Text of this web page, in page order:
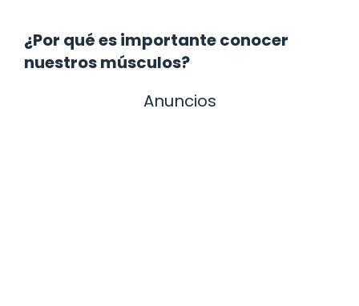
¿Por qué es importante conocer
nuestros músculos?
Anuncios